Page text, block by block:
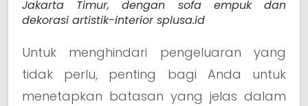
Jakarta Timur, dengan sofa empuk dan
dekorasi artistik-interior splusa.id
Untuk menghindari pengeluaran yang
tidak perlu, penting bagi Anda untuk
menetapkan batasan yang jelas dalam